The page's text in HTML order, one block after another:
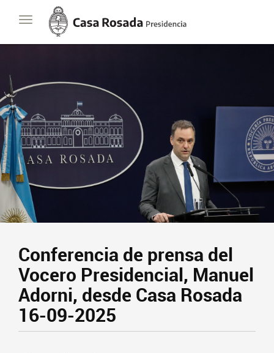
Toggle
navigation
Casa
Rosada
Presidencia
de
Conferencia de prensa del
Vocero Presidencial, Manuel
Adorni, desde Casa Rosada
16-09-2025